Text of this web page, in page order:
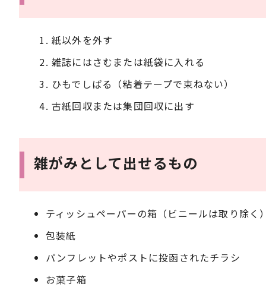
紙以外を外す
雑誌にはさむまたは紙袋に入れる
ひもでしばる（粘着テープで束ねない）
古紙回収または集団回収に出す
雑がみとして出せるもの
ティッシュペーパーの箱（ビニールは取り除く
包装紙
パンフレットやポストに投函されたチラシ
お菓子箱